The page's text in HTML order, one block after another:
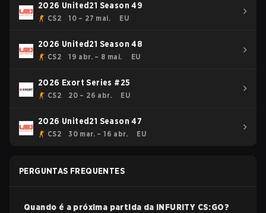
2026 United21 Season 49
CS2 10 – 27 mai. EU
2026 United21 Season 48
CS2 19 abr. – 8 mai. EU
2026 Exort Series #25
CS2 20 – 26 abr. EU
2026 United21 Season 47
CS2 30 mar. – 16 abr. EU
PERGUNTAS FREQUENTES
Quando é a próxima partida da INFURITY CS:GO?